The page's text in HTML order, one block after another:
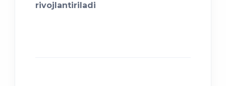
rivojlantiriladi